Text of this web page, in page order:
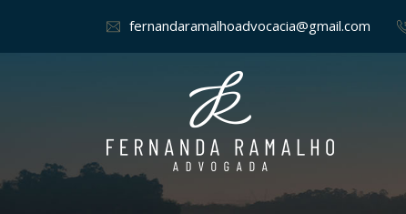
fernandaramalhoadvocacia@gmail.com